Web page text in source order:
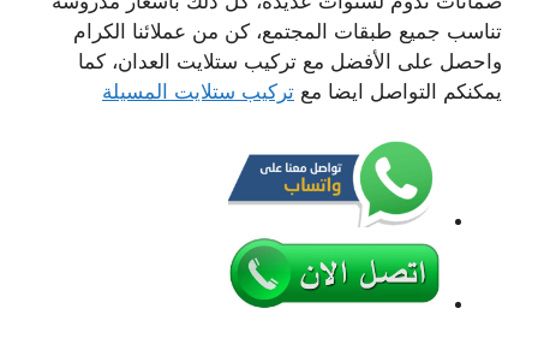
تناسب جميع طبقات المجتمع، كن من عملائنا الكرام
واحصل على الأفضل مع تركيب ستلايت العدان، كما
يمكنكم التواصل ايضا مع تركيب ستلايت المسيلة